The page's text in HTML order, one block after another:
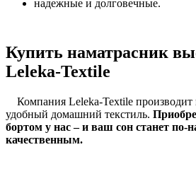
надежные и долговечные.
Купить наматрасник
Leleka-Textile
Компания Leleka-Textile производит
удобный домашний текстиль.
бортом у нас – и ваш сон станет по-
качественным.